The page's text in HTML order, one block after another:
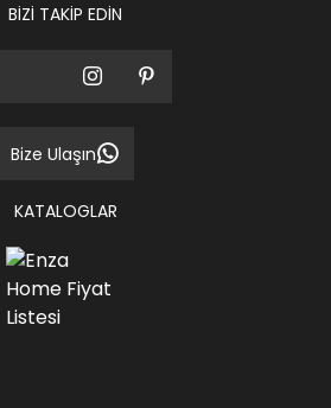
BİZİ TAKİP EDİN
Bize Ulaşın
KATALOGLAR